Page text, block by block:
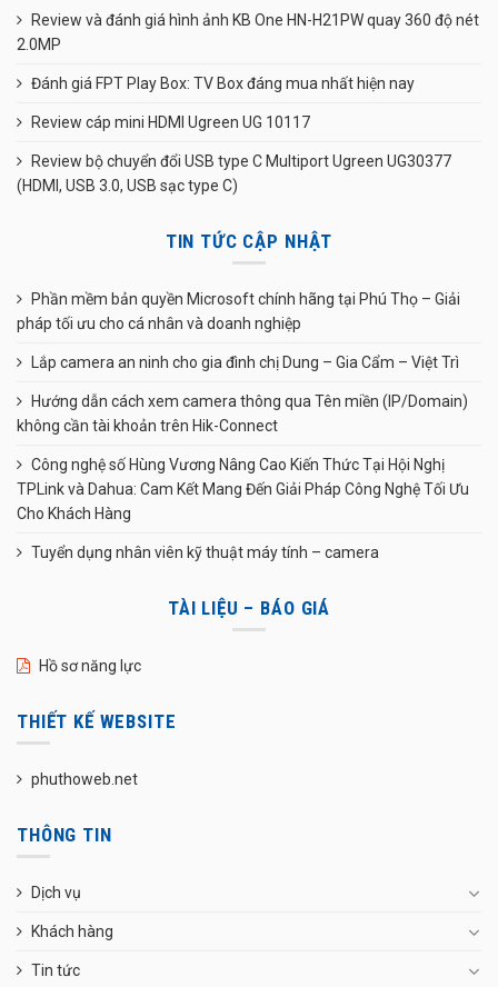
Review và đánh giá hình ảnh KB One HN-H21PW quay 360 độ nét
2.0MP
Đánh giá FPT Play Box: TV Box đáng mua nhất hiện nay
Review cáp mini HDMI Ugreen UG 10117
Review bộ chuyển đổi USB type C Multiport Ugreen UG30377
(HDMI, USB 3.0, USB sạc type C)
TIN TỨC CẬP NHẬT
Phần mềm bản quyền Microsoft chính hãng tại Phú Thọ – Giải
pháp tối ưu cho cá nhân và doanh nghiệp
Lắp camera an ninh cho gia đình chị Dung – Gia Cẩm – Việt Trì
Hướng dẫn cách xem camera thông qua Tên miền (IP/Domain)
không cần tài khoản trên Hik-Connect
Công nghệ số Hùng Vương Nâng Cao Kiến Thức Tại Hội Nghị
TPLink và Dahua: Cam Kết Mang Đến Giải Pháp Công Nghệ Tối Ưu
Cho Khách Hàng
Tuyển dụng nhân viên kỹ thuật máy tính – camera
TÀI LIỆU – BÁO GIÁ
Hồ sơ năng lực
THIẾT KẾ WEBSITE
phuthoweb.net
THÔNG TIN
Dịch vụ
Khách hàng
Tin tức